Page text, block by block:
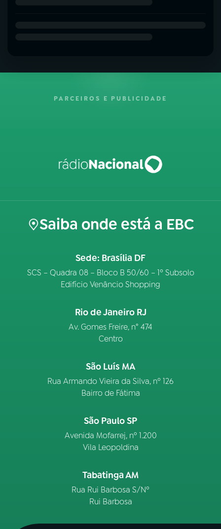
PARCEIROS E PUBLICIDADE
Saiba onde está a EBC
Sede: Brasília DF
SCS – Quadra 08 – Bloco B 50/60 – 1º Subsolo
Edifício Venâncio Shopping
Rio de Janeiro RJ
Av. Gomes Freire, n° 474
Centro
São Luís MA
Rua Armando Vieira da Silva, nº 126
Bairro de Fátima
São Paulo SP
Avenida Mofarrej, nº 1.200
Vila Leopoldina
Tabatinga AM
Rua Rui Barbosa S/Nº
Rui Barbosa